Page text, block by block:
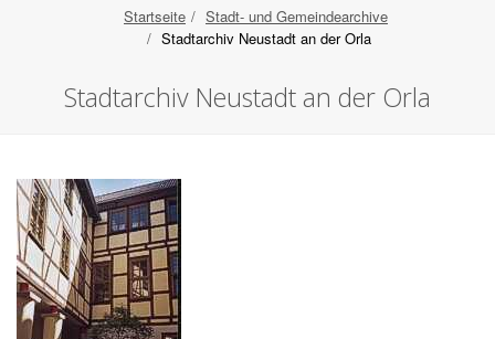
Startseite
Stadt- und Gemeindearchive
Stadtarchiv Neustadt an der Orla
Stadtarchiv Neustadt an der Orla